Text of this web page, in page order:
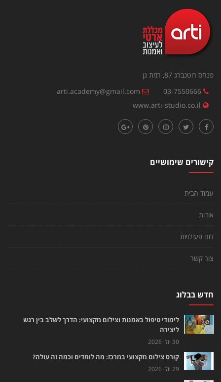
פנחס רוטנברג 87, רמת גן
03-7550666
arti.academy@gmail.com
www.arti-studio.co.il
קישורים שימושיים
עמוד הבית
אודות
לוח פעילויות
צור קשר
חדש בבלוג
לימודי טיפול באמנות וצילום מקצועי: הדרך לשלב בין רגש
ליצירה
30 יולי 2026
קורס צילום מקצועי במרכז: מה לומדים וכמה זה עולה?
29 יולי 2026